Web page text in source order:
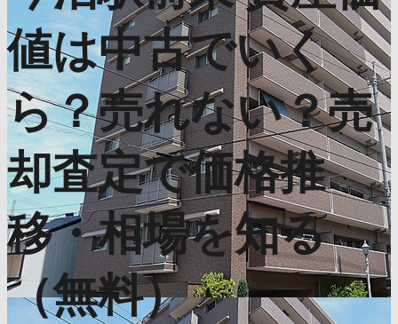
値は中古でいく
ら？売れない？売
却査定で価格推
移・相場を知る
（無料）